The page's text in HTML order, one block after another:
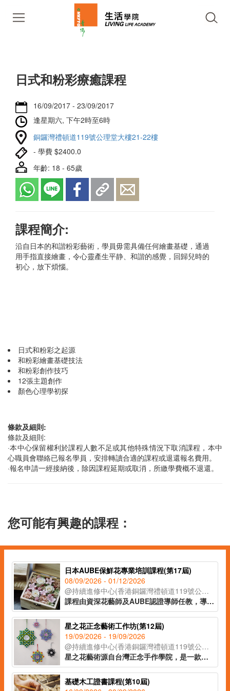
日式和粉彩療癒課程
16/09/2017 - 23/09/2017
逢星期六, 下午2時至6時
銅鑼灣禮頓道119號公理堂大樓21-22樓
- 學費 $2400.0
年齡: 18 - 65歲
課程簡介:
沿自日本的和諧粉彩藝術，學員毋需具備任何繪畫基礎，通過
用手指直接繪畫，令心靈產生平静、和諧的感覺，回歸兒時的
初心，放下煩惱。
日式和粉彩之起源
和粉彩繪畫基礎技法
和粉彩創作技巧
12張主題創作
顏色心理學初探
條款及細則:
條款及細則:
·本中心保留權利於課程人數不足或其他特殊情況下取消課程，本中
心職員會聯絡已報名學員，安排轉讀合適的課程或退還報名費用。
·報名申請一經接納後，除因課程延期或取消，所繳學費概不退還。
您可能有興趣的課程：
日本AUBE保鮮花專業培訓課程(第17屆)
08/09/2026 - 01/12/2026
@持續進修中心(香港銅鑼灣禮頓道119號公理堂大樓21-23樓)
課程由資深花藝師及AUBE認證導師任教，導師將多年歐式花藝設計經驗與技巧，融入保鮮花工藝當中，善用花藝的色彩配搭理論，靈巧結合不同的花材及葉材設計成別出心裁的獨特作品。課程所有花材及花器均由日本直送，學員完成指定作品，可自費申請由AUBE發出的認可證書並成為會員，會員更可終身以批發價於AUBE購買日本直送花材和花器。
星之花正念藝術工作坊(第12屆)
19/09/2026 - 19/09/2026
@持續進修中心(香港銅鑼灣禮頓道119號公理堂大樓21-23樓)
星之花藝術源自台灣正念手作學院，是一款結合了療癒和編織的新興手作藝術。透過靜心動手與重複繞線，有助專注當下、覺察自我，在感受療癒的正念狀態下，編織出一顆別具意義的星之花。
基礎木工證書課程(第10屆)